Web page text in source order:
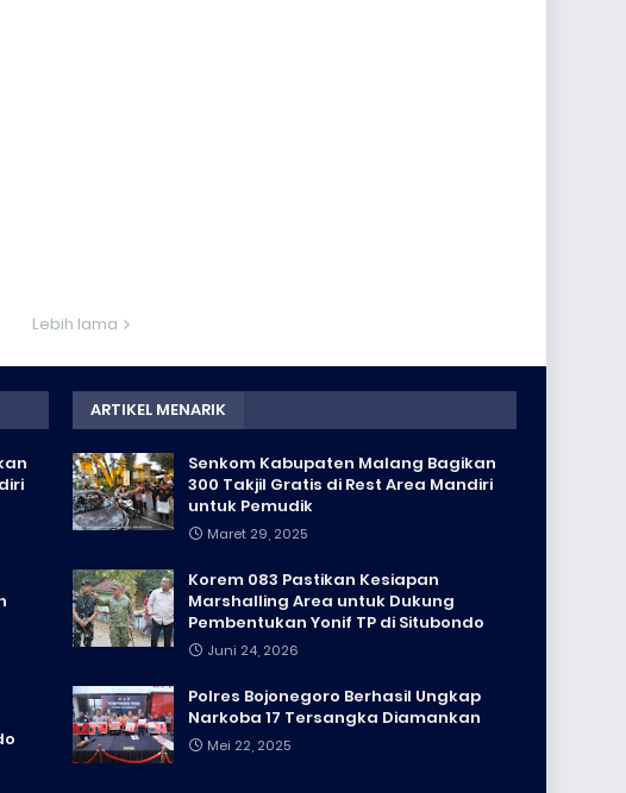
Lebih lama
ARTIKEL MENARIK
Senkom Kabupaten Malang Bagikan
300 Takjil Gratis di Rest Area Mandiri
untuk Pemudik
Maret 29, 2025
Korem 083 Pastikan Kesiapan
Marshalling Area untuk Dukung
Pembentukan Yonif TP di Situbondo
Juni 24, 2026
Polres Bojonegoro Berhasil Ungkap
Narkoba 17 Tersangka Diamankan
Mei 22, 2025